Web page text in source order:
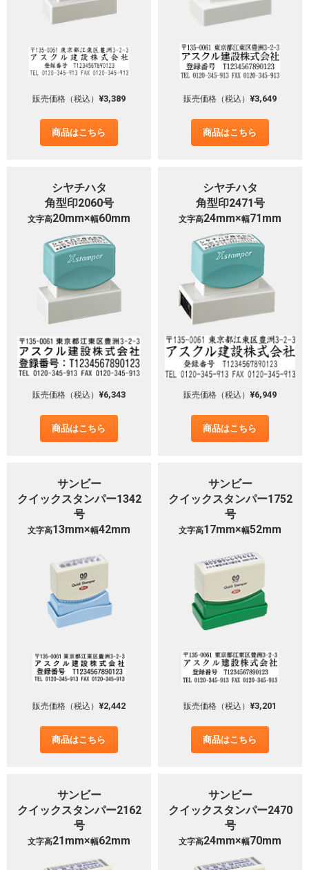
販売価格（税込） ¥3,389
商品はこちら
販売価格（税込） ¥3,649
商品はこちら
シヤチハタ
角型印2060号
文字高20mm×幅60mm
販売価格（税込） ¥6,343
商品はこちら
シヤチハタ
角型印2471号
文字高24mm×幅71mm
販売価格（税込） ¥6,949
商品はこちら
サンビー
クイックスタンパー1342
号
文字高13mm×幅42mm
販売価格（税込） ¥2,442
商品はこちら
サンビー
クイックスタンパー1752
号
文字高17mm×幅52mm
販売価格（税込） ¥3,201
商品はこちら
サンビー
クイックスタンパー2162
号
文字高21mm×幅62mm
サンビー
クイックスタンパー2470
号
文字高24mm×幅70mm